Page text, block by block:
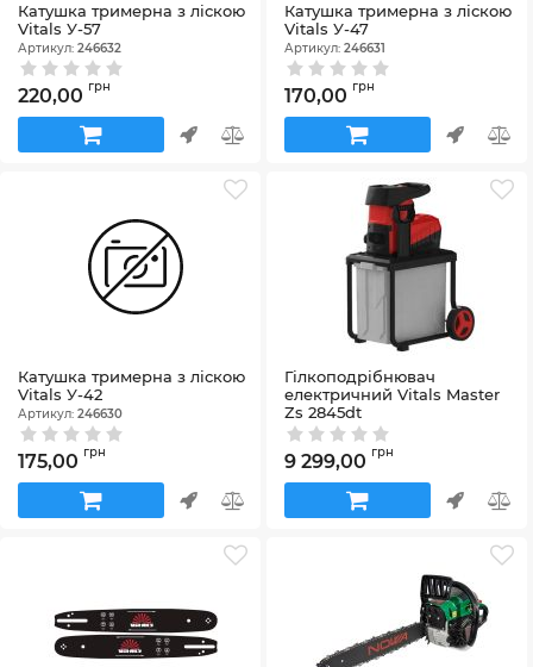
Катушка тримерна з ліскою
Vitals У-57
Артикул: 246632
220,00 грн
Катушка тримерна з ліскою
Vitals У-47
Артикул: 246631
170,00 грн
Катушка тримерна з ліскою
Vitals У-42
Артикул: 246630
175,00 грн
Гілкоподрібнювач
електричний Vitals Master
Zs 2845dt
Артикул:244886
9 299,00 грн